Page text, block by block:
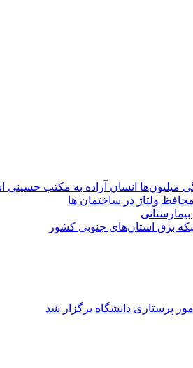
میلیون‌ها انسان آزاده به مکتب
ولتاژ در ساختمان ها
برق استان‌های جنوبی كشور
پرستاری دانشگاه برگزار شد